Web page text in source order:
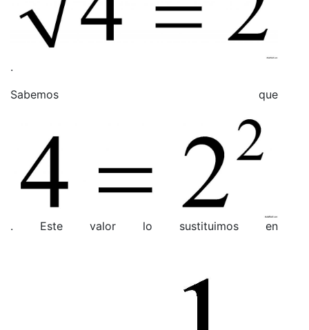
.
Sabemos que
. Este valor lo sustituimos en